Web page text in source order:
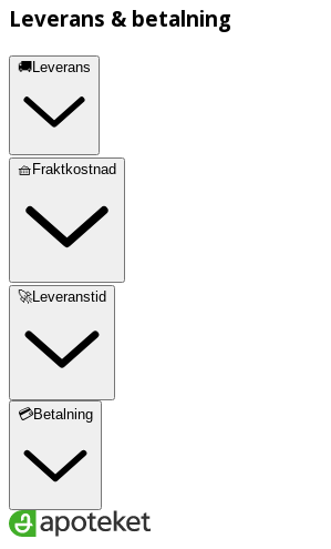
Leverans & betalning
🚚Leverans
🧺Fraktkostnad
🚀Leveranstid
💳Betalning